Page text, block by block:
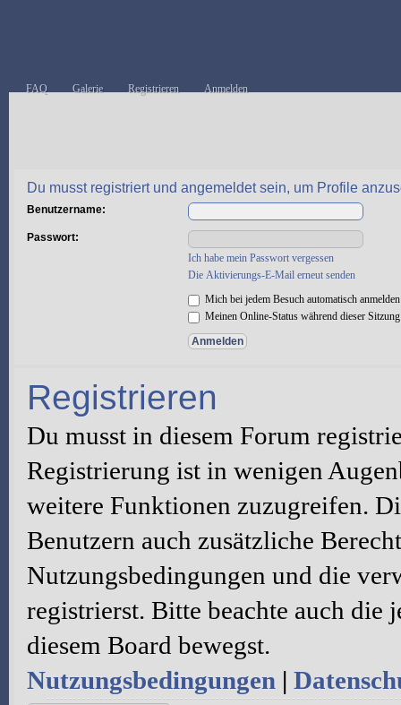
FAQ Galerie Registrieren Anmelden
Du musst registriert und angemeldet sein, um Profile
Benutzername:
Passwort:
Ich habe mein Passwort vergessen
Die Aktivierungs-E-Mail erneut senden
Mich bei jedem Besuch automatisch anmelden
Meinen Online-Status während dieser
Registrieren
Du musst in diesem Forum
Registrierung ist in wenigen
weitere Funktionen zuzugreifen.
Benutzern auch zusätzliche
Nutzungsbedingungen und die
registrierst. Bitte beachte auch
diesem Board bewegst.
Nutzungsbedingungen |